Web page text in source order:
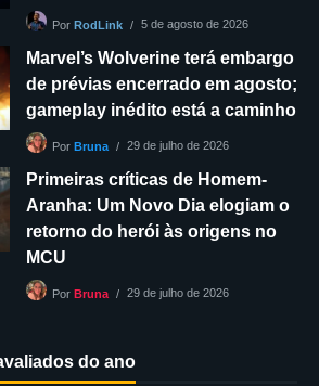
PorRodLink 5 de agosto de 2026
Marvel’s Wolverine terá embargo
de prévias encerrado em agosto;
gameplay inédito está a caminho
PorBruna 29 de julho de 2026
Primeiras críticas de Homem-
Aranha: Um Novo Dia elogiam o
retorno do herói às origens no
MCU
PorBruna 29 de julho de 2026
do ano